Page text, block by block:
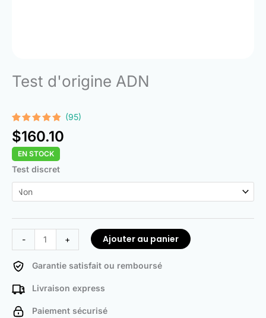
Test d'origine ADN
Noté 4.74
sur 5
basé sur
95
notations
client
(95)
$160.10
EN STOCK
Test discret
-
quantité
de
DNA
Test
+
Ajouter au panier
Garantie satisfait ou remboursé
Livraison express
Paiement sécurisé